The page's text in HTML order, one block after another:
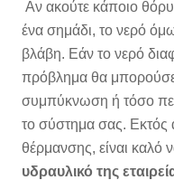
Αν ακούτε κάποιο
ένα σημάδι, το νερό
βλάβη. Εάν το νερό
πρόβλημα θα
συμπύκνωση ή τόσο
το σύστημα σας. Εκτός
θέρμανσης, είναι καλό
υδραυλικό της